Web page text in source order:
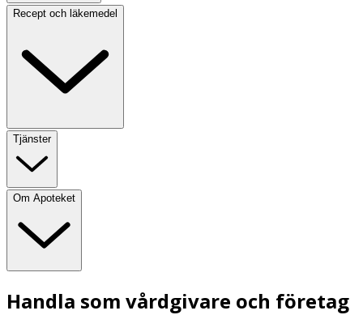
Recept och läkemedel
Tjänster
Om Apoteket
Handla som vårdgivare och företag